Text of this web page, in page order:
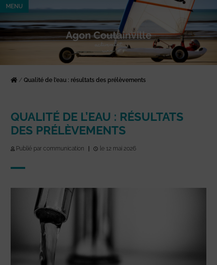
MENU
/Qualité de l’eau : résultats des prélèvements
QUALITÉ DE L’EAU : RÉSULTATS
DES PRÉLÈVEMENTS
Publié par communication le 12 mai 2026